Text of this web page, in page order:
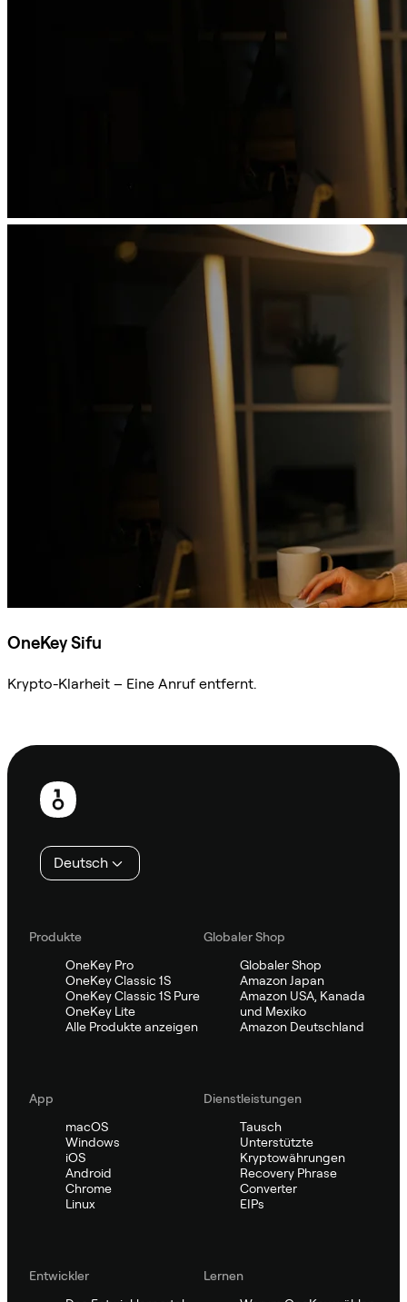
OneKey Sifu
Krypto-Klarheit – Eine Anruf entfernt.
Fußzeile
Deutsch
Produkte
OneKey Pro
OneKey Classic 1S
OneKey Classic 1S Pure
OneKey Lite
Alle Produkte anzeigen
Globaler Shop
Globaler Shop
Amazon Japan
Amazon USA, Kanada
und Mexiko
Amazon Deutschland
App
macOS
Windows
iOS
Android
Chrome
Linux
Dienstleistungen
Tausch
Unterstützte
Kryptowährungen
Recovery Phrase
Converter
EIPs
Entwickler
Lernen